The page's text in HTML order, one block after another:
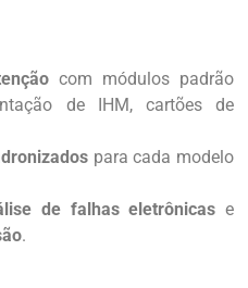
com módulos padrão
de IHM, cartões de
para cada modelo
de falhas eletrônicas e
.